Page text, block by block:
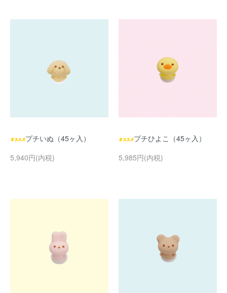
プチいぬ（45ヶ入）
5,940円(内税)
プチひよこ（45ヶ入）
5,985円(内税)